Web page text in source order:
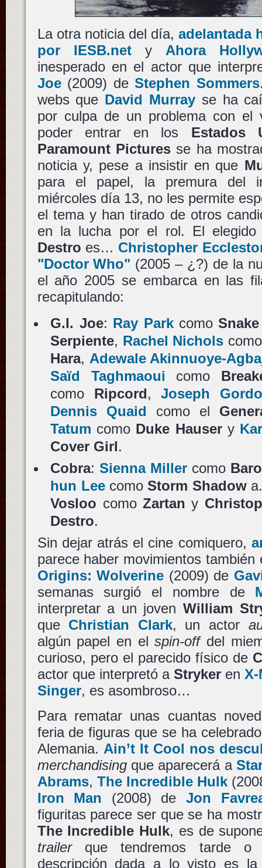
La otra noticia del día,adelantada
por IESB.nety Ahora
inesperado en el actor que
Joe(2009) deStephen Sommers
webs que David Murrayse ha
por culpa de un problema con el
poder entrar en los Estados
Paramount Picturesse ha
noticia y, pese a insistir en que
para el papel, la premura del
miércoles día 13, no les permite
el tema y han tirado de otros
en la lucha por el rol. El
Destro es… Christopher
"Doctor Who" (2005 – ¿?) de la
el año 2005 se embarca en las
recapitulando:
G.I. Joe: Ray Parkcomo
Serpiente, Rachel Nichols
Hara, Adewale Akinnuoye-
Saïd Taghmaoui como
como Ripcord,Joseph
Dennis Quaid como el
Tatum como Duke Hausery
Cover Girl.
Cobra:Sienna Miller como
hun LeecomoStorm Shadow
Vosloo como Zartan y
Destro.
Sin dejar atrás el cine comiquero,
parece haber movimientos
Origins: Wolverine (2009) de
semanas surgió el nombre de
interpretar a un jovenWilliam
que Christian Clark, un actor
algún papel en elspin-offdel
curioso, pero el parecido físico de
actor que interpretó a Strykeren
Singer, es asombroso…
Para rematar unas cuantas
feria de figuras que se ha
Alemania. Ain’t It Cool nos
merchandisingque aparecerá a
Abrams, The Incredible Hulk
Iron Man (2008) deJon
figuritas parece ser que se ha
The Incredible Hulk, es de
trailerque tendremos tarde o
descripción dada a lo visto es la